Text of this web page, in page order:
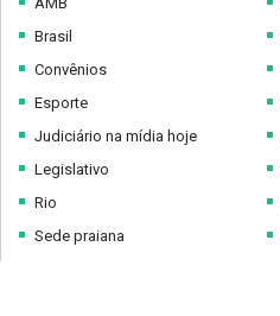
Brasil
Convênios
Esporte
Judiciário na mídia hoje
Legislativo
Rio
Sede praiana